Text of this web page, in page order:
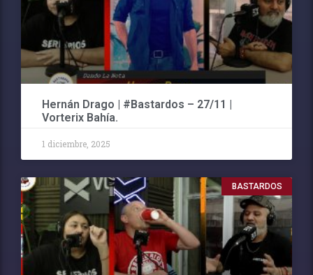
Hernán Drago | #Bastardos – 27/11 |
Vorterix Bahía.
1 diciembre, 2025
BASTARDOS